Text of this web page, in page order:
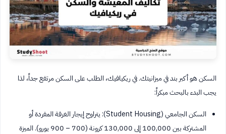
السكن هو أكبر بند في ميزانيتك. في ريكيافيك، الطلب على السكن مرتفع جداً، لذا
يجب البدء بالبحث مبكراً:
السكن الجامعي (Student Housing): يتراوح إيجار الغرفة المفردة أو
المشتركة بين 100,000 إلى 130,000 كرونة (700 – 900 يورو). الميزة